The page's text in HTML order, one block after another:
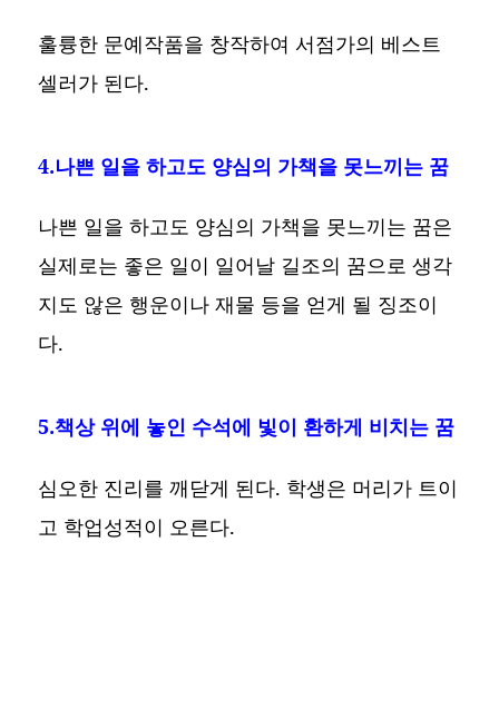
훌륭한 문예작품을 창작하여 서점가의 베스트
셀러가 된다.
4.나쁜 일을 하고도 양심의 가책을 못느끼는 꿈
나쁜 일을 하고도 양심의 가책을 못느끼는 꿈은
실제로는 좋은 일이 일어날 길조의 꿈으로 생각
지도 않은 행운이나 재물 등을 얻게 될 징조이
다.
5.책상 위에 놓인 수석에 빛이 환하게 비치는 꿈
심오한 진리를 깨닫게 된다. 학생은 머리가 트이
고 학업성적이 오른다.